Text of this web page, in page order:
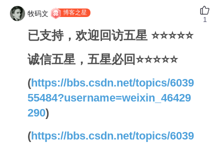
牧码文 博客之星
已支持，欢迎回访五星 ⭐⭐⭐⭐⭐
诚信五星，五星必回⭐⭐⭐⭐⭐
(https://bbs.csdn.net/topics/6039
55484?username=weixin_46429
290)
(https://bbs.csdn.net/topics/6039
1